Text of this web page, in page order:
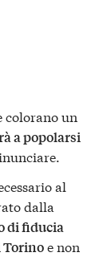
colorano un
a popolarsi
al
dalla
di fiducia
Torinoe non